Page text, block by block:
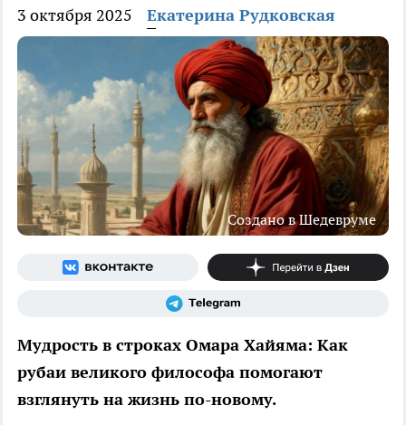
3 октября 2025 Екатерина Рудковская
Создано в Шедевруме
Мудрость в строках Омара Хайяма: Как
рубаи великого философа помогают
взглянуть на жизнь по-новому.